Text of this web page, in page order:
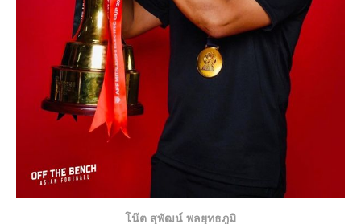
โน๊ต สุพัฒน์ พลยุทธภูมิ